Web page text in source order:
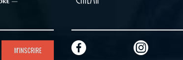
M'INSCRIRE